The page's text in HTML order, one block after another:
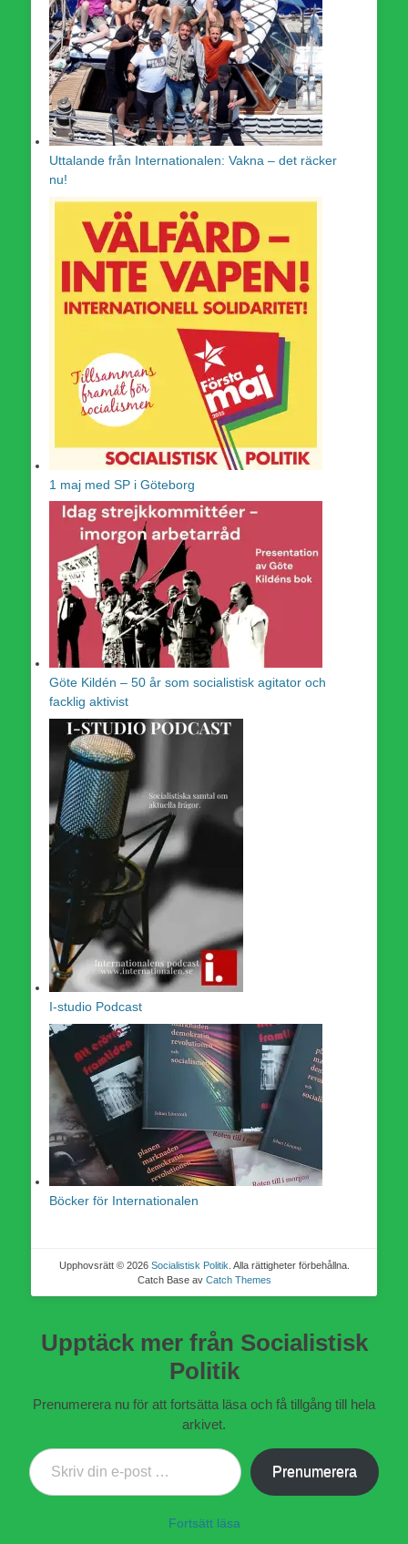
Uttalande från Internationalen: Vakna – det räcker
nu!
1 maj med SP i Göteborg
Göte Kildén – 50 år som socialistisk agitator och
facklig aktivist
I-studio Podcast
Böcker för Internationalen
Upphovsrätt © 2026 Socialistisk Politik. Alla rättigheter förbehållna.
Catch Base av Catch Themes
Upptäck mer från Socialistisk
Politik
Prenumerera nu för att fortsätta läsa och få tillgång till hela
arkivet.
Prenumerera
Fortsätt läsa